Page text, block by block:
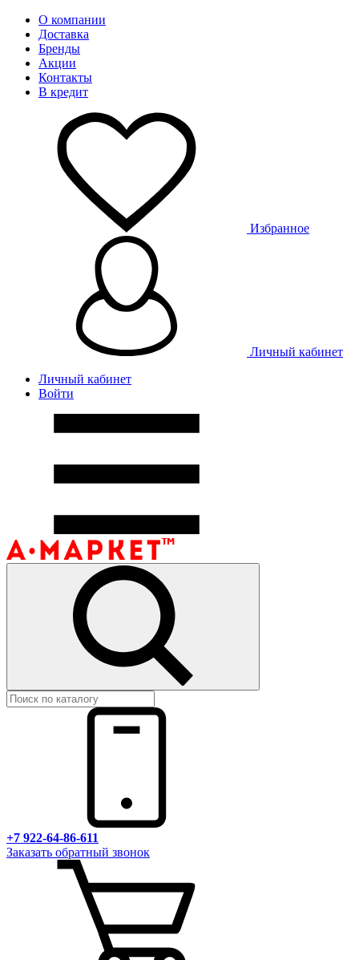
О компании
Доставка
Бренды
Акции
Контакты
В кредит
Избранное
Личный кабинет
Личный кабинет
Войти
+7 922-64-86-611
Заказать обратный звонок